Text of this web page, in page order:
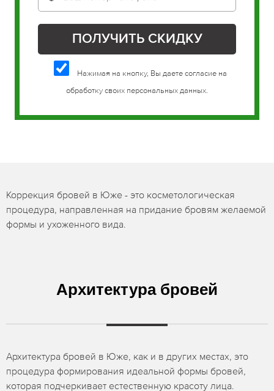
Нажимая на кнопку, Вы даете согласие на
обработку своих персональных данных.
Коррекция бровей в Юже - это косметологическая
процедура, направленная на придание бровям желаемой
формы и ухоженного вида.
Архитектура бровей
Архитектура бровей в Юже, как и в других местах, это
процедура формирования идеальной формы бровей,
которая подчеркивает естественную красоту лица.